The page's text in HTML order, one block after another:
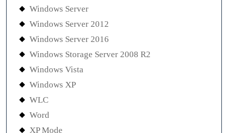
Windows Server
Windows Server 2012
Windows Server 2016
Windows Storage Server 2008 R2
Windows Vista
Windows XP
WLC
Word
XP Mode